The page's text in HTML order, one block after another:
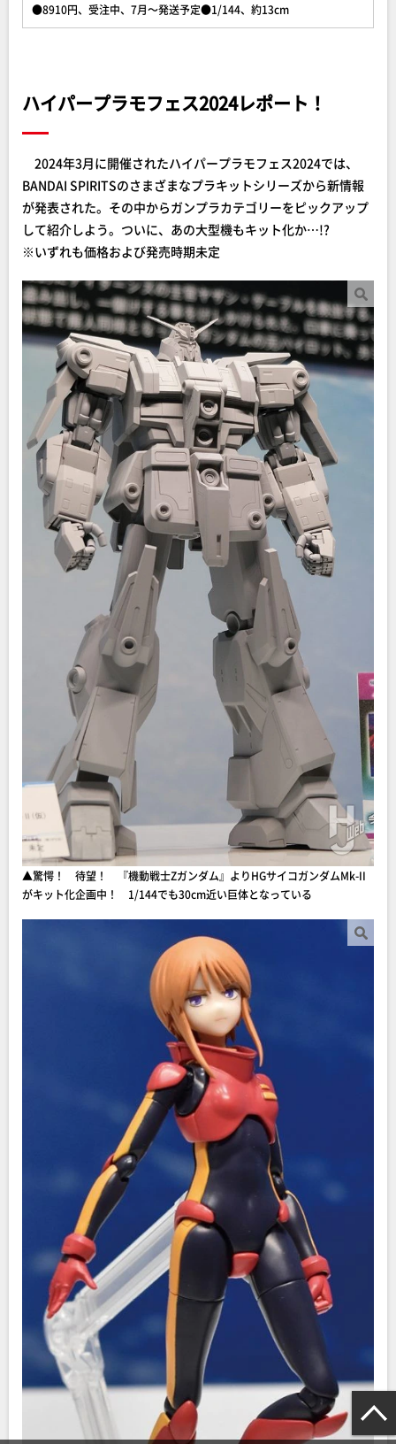
●8910円、受注中、7月～発送予定●1/144、約13cm
ハイパープラモフェス2024レポート！
2024年3月に開催されたハイパープラモフェス2024では、
BANDAI SPIRITSのさまざまなプラキットシリーズから新情報
が発表された。その中からガンプラカテゴリーをピックアップ
して紹介しよう。ついに、あの大型機もキット化か…!?
※いずれも価格および発売時期未定
▲驚愕！ 待望！ 『機動戦士Zガンダム』よりHGサイコガンダムMk-II
がキット化企画中！ 1/144でも30cm近い巨体となっている